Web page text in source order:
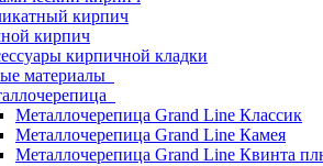
кирпич
кирпич
кирпичной кладки
материалы
Металлочерепица Grand Line Классик
Металлочерепица Grand Line Камея
Металлочерепица Grand Line Квинта